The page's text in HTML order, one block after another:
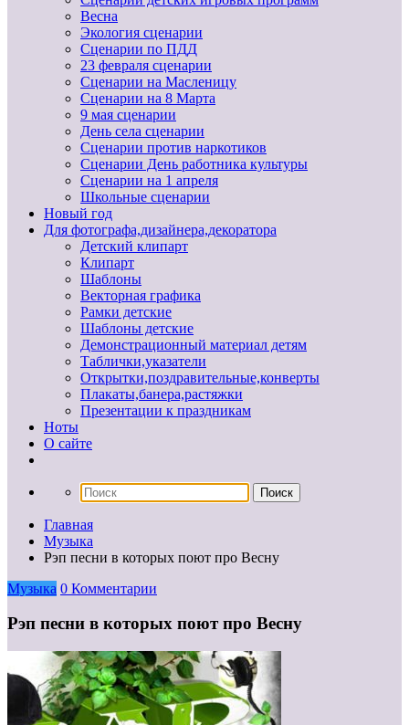
Весна
Экология сценарии
Сценарии по ПДД
23 февраля сценарии
Сценарии на Масленицу
Сценарии на 8 Марта
9 мая сценарии
День села сценарии
Сценарии против наркотиков
Сценарии День работника культуры
Сценарии на 1 апреля
Школьные сценарии
Новый год
Для фотографа,дизайнера,декоратора
Детский клипарт
Клипарт
Шаблоны
Векторная графика
Рамки детские
Шаблоны детские
Демонстрационный материал детям
Таблички,указатели
Открытки,поздравительные,конверты
Плакаты,банера,растяжки
Презентации к праздникам
Ноты
О сайте
Главная
Музыка
Рэп песни в которых поют про Весну
Музыка 0 Комментарии
Рэп песни в которых поют про Весну